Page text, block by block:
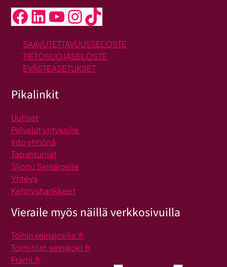
Facebook LinkedIn YouTube InstagramTikTok
SAAVUTETTAVUUSSELOSTE
TIETOSUOJASELOSTE
EVÄSTEASETUKSET
Pikalinkit
Uutiset
Palvelut yrityksille
Into yhtiönä
Tapahtumat
Sijoitu Seinäjoelle
Yhteys
Kehityshankkeet
Vieraile myös näillä verkkosivuilla
Toihin seinajoelle.fi
Toimitilat.seinajoki.fi
Frami.fi